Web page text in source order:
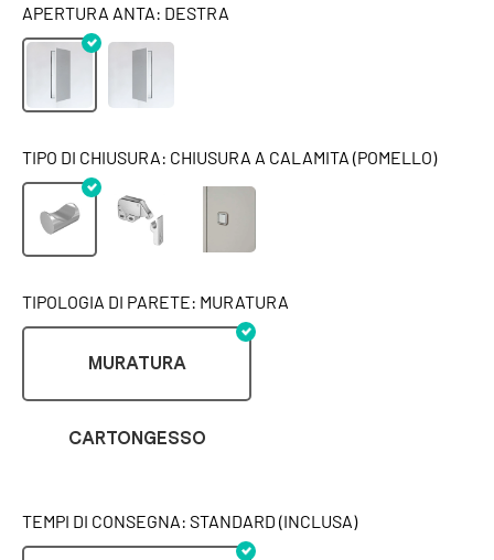
APERTURA ANTA: DESTRA
TIPO DI CHIUSURA: CHIUSURA A CALAMITA (POMELLO)
TIPOLOGIA DI PARETE: MURATURA
MURATURA
CARTONGESSO
TEMPI DI CONSEGNA: STANDARD (INCLUSA)